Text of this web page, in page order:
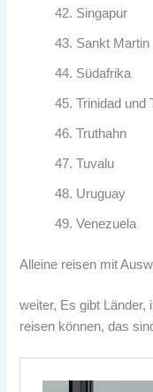
Singapur
Sankt Martin
Südafrika
Trinidad und
Truthahn
Tuvalu
Uruguay
Venezuela
Alleine reisen mit
weiter, Es gibt Länder,
reisen können, das